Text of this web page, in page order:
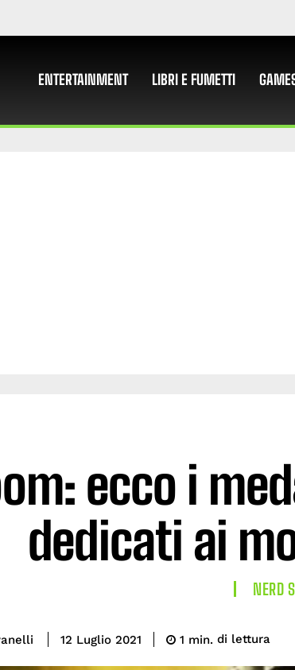
ENTERTAINMENT LIBRI E FUMETTI
ecco i
dedicati ai
NERD
12 Luglio 2021 1 min. di lettura